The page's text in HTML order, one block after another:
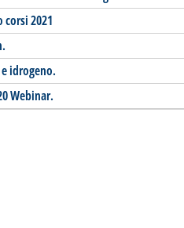
corsi 2021
idrogeno.
Webinar.